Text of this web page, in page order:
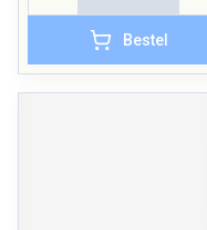
Bestel